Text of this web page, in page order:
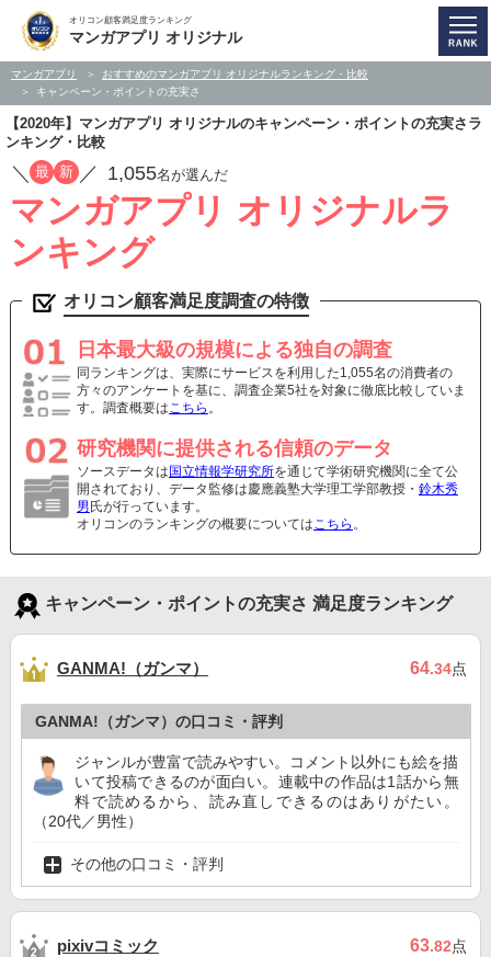
オリコン顧客満足度ランキング
マンガアプリ オリジナル
マンガアプリ
おすすめのマンガアプリ オリジナルランキング・比較
キャンペーン・ポイントの充実さ
【2020年】マンガアプリ オリジナルのキャンペーン・ポイントの充実さラ
ンキング・比較
／ 最 新 ／ 1,055名が選んだ
マンガアプリ オリジナルラ
ンキング
オリコン顧客満足度調査の特徴
日本最大級の規模による独自の調査
同ランキングは、実際にサービスを利用した1,055名の消費者の
方々のアンケートを基に、調査企業5社を対象に徹底比較していま
す。調査概要はこちら 。
研究機関に提供される信頼のデータ
ソースデータは 国立情報学研究所を通じて学術研究機関に全て公
開されており、データ監修は慶應義塾大学理工学部教授・ 鈴木秀
男 氏が行っています。
オリコンのランキングの概要についてはこちら 。
キャンペーン・ポイントの充実さ 満足度ランキング
GANMA!（ガンマ） 64.34点
GANMA!（ガンマ）の口コミ・評判
ジャンルが豊富で読みやすい。コメント以外にも絵を描
いて投稿できるのが面白い。連載中の作品は1話から無
料で読めるから、読み直しできるのはありがたい。
（20代／男性）
その他の口コミ・評判
pixivコミック 63.82点